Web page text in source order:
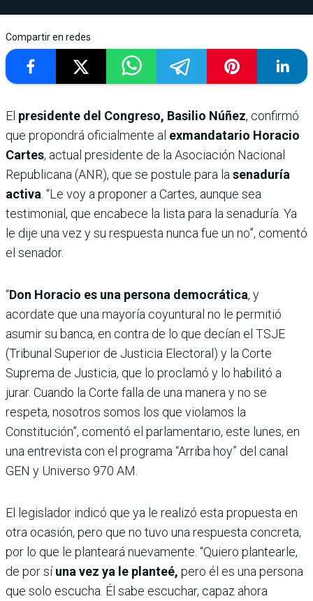
Compartir en redes
El presidente del Congreso, Basilio Núñez, confirmó
que propondrá oficialmente al exmandatario Horacio
Cartes, actual presidente de la Asociación Nacional
Republicana (ANR), que se postule para lasenaduría
activa. “Le voy a proponer a Cartes, aunque sea
testimonial, que encabece la lista para la senaduría. Ya
le dije una vez y su respuesta nunca fue un no”, comentó
el senador.
“Don Horacio es una persona democrática, y
acordate que una mayoría coyuntural no le permitió
asumir su banca, en contra de lo que decían el TSJE
(Tribunal Superior de Justicia Electoral) y la Corte
Suprema de Justicia, que lo proclamó y lo habilitó a
jurar. Cuando la Corte falla de una manera y no se
respeta, nosotros somos los que violamos la
Constitución”, comentó el parlamentario, este lunes, en
una entrevista con el programa “Arriba hoy” del canal
GEN y Universo 970 AM.
El legislador indicó que ya le realizó esta propuesta en
otra ocasión, pero que no tuvo una respuesta concreta,
por lo que le planteará nuevamente. “Quiero plantearle,
de por síuna vez ya le planteé, pero él es una persona
que solo escucha. Él sabe escuchar, capaz ahora